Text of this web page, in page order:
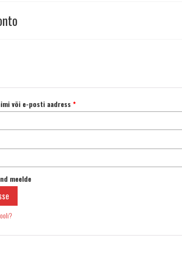
või e-posti aadress *
meelde